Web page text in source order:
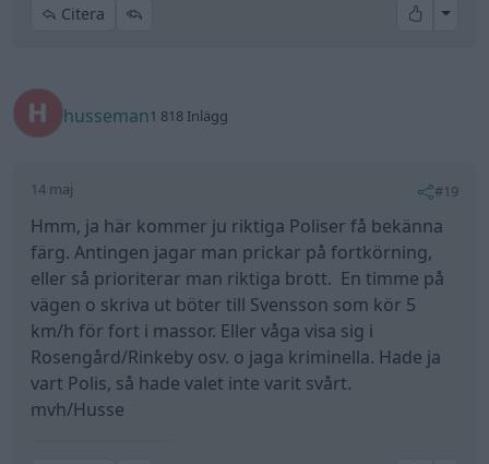
Citera All
husseman1 818 Inlägg
14 maj #19
Hmm, ja här kommer ju riktiga Poliser få bekänna
färg. Antingen jagar man prickar på fortkörning,
eller så prioriterar man riktiga brott. En timme på
vägen o skriva ut böter till Svensson som kör 5
km/h för fort i massor. Eller våga visa sig i
Rosengård/Rinkeby osv. o jaga kriminella. Hade ja
vart Polis, så hade valet inte varit svårt.
mvh/Husse